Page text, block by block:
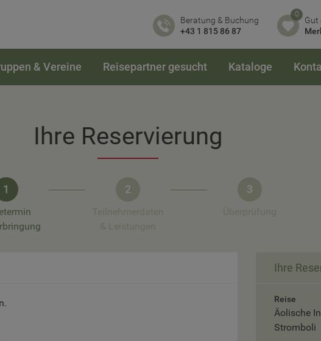
Beratung & Buchung
+43 1 815 86 87
0
Gut
& Vereine Reisepartner gesucht Kataloge
Ihre Reservierung
1 2 3
Ihre
Reise
Äolische
Stromboli